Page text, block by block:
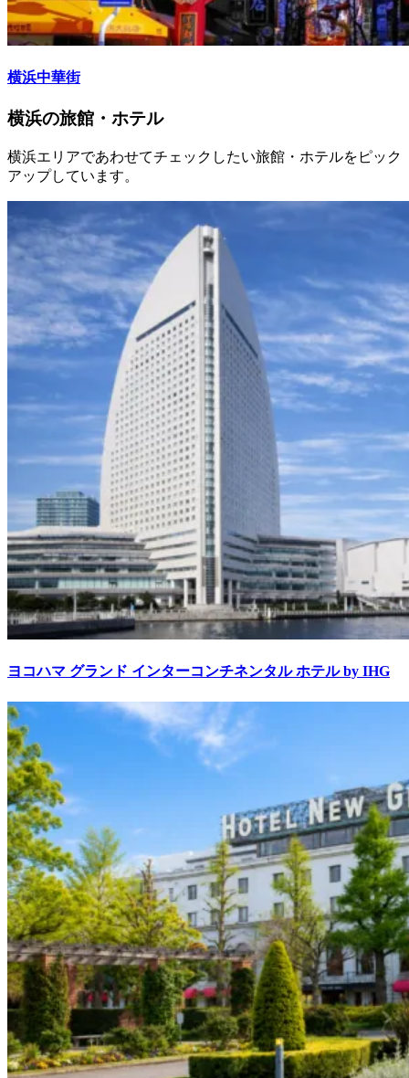
横浜中華街
横浜の旅館・ホテル
横浜エリアであわせてチェックしたい旅館・ホテルをピック
アップしています。
ヨコハマ グランド インターコンチネンタル ホテル by IHG